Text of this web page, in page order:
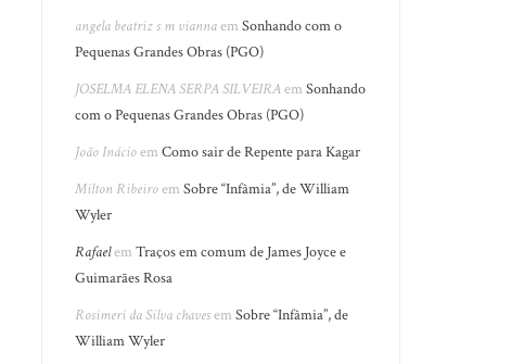
angela beatriz s m viannaemSonhando com o
Pequenas Grandes Obras (PGO)
JOSELMA ELENA SERPA SILVEIRAemSonhando
com o Pequenas Grandes Obras (PGO)
João InácioemComo sair de Repente para Kagar
Milton RibeiroemSobre “Infâmia”, de William
Wyler
RafaelemTraços em comum de James Joyce e
Guimarães Rosa
Rosimeri da Silva chavesemSobre “Infâmia”, de
William Wyler